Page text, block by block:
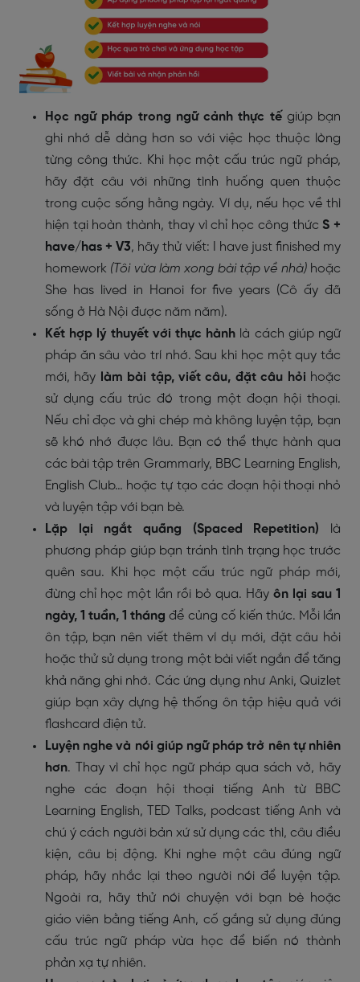
Học ngữ pháp trong ngữ cảnh thực tếgiúp bạn
ghi nhớ dễ dàng hơn so với việc học thuộc lòng
từng công thức. Khi học một cấu trúc ngữ pháp,
hãy đặt câu với những tình huống quen thuộc
trong cuộc sống hằng ngày. Ví dụ, nếu học về thì
hiện tại hoàn thành, thay vì chỉ học công thứcS +
have/has + V3, hãy thử viết: I have just finished my
homework (Tôi vừa làm xong bài tập về nhà) hoặc
She has lived in Hanoi for five years (Cô ấy đã
sống ở Hà Nội được năm năm).
Kết hợp lý thuyết với thực hành là cách giúp ngữ
pháp ăn sâu vào trí nhớ. Sau khi học một quy tắc
mới, hãy làm bài tập, viết câu, đặt câu hỏi hoặc
sử dụng cấu trúc đó trong một đoạn hội thoại.
Nếu chỉ đọc và ghi chép mà không luyện tập, bạn
sẽ khó nhớ được lâu. Bạn có thể thực hành qua
các bài tập trên Grammarly, BBC Learning English,
English Club… hoặc tự tạo các đoạn hội thoại nhỏ
và luyện tập với bạn bè.
Lặp lại ngắt quãng (Spaced Repetition) là
phương pháp giúp bạn tránh tình trạng học trước
quên sau. Khi học một cấu trúc ngữ pháp mới,
đừng chỉ học một lần rồi bỏ qua. Hãy ôn lại sau 1
ngày, 1 tuần, 1 tháng để củng cố kiến thức. Mỗi lần
ôn tập, bạn nên viết thêm ví dụ mới, đặt câu hỏi
hoặc thử sử dụng trong một bài viết ngắn để tăng
khả năng ghi nhớ. Các ứng dụng như Anki, Quizlet
giúp bạn xây dựng hệ thống ôn tập hiệu quả với
flashcard điện tử.
Luyện nghe và nói giúp ngữ pháp trở nên tự nhiên
hơn. Thay vì chỉ học ngữ pháp qua sách vở, hãy
nghe các đoạn hội thoại tiếng Anh từ BBC
Learning English, TED Talks, podcast tiếng Anh và
chú ý cách người bản xứ sử dụng các thì, câu điều
kiện, câu bị động. Khi nghe một câu đúng ngữ
pháp, hãy nhắc lại theo người nói để luyện tập.
Ngoài ra, hãy thử nói chuyện với bạn bè hoặc
giáo viên bằng tiếng Anh, cố gắng sử dụng đúng
cấu trúc ngữ pháp vừa học để biến nó thành
phản xạ tự nhiên.